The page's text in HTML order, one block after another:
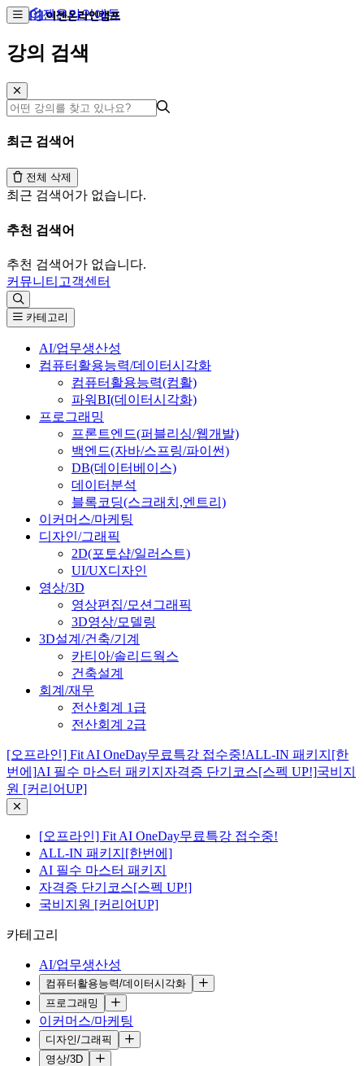
이젠온라인에듀
강의 검색
최근 검색어
전체 삭제
최근 검색어가 없습니다.
추천 검색어
추천 검색어가 없습니다.
커뮤니티 고객센터
카테고리
AI/업무생산성
컴퓨터활용능력/데이터시각화
컴퓨터활용능력(컴활)
파워BI(데이터시각화)
프로그래밍
프론트엔드(퍼블리싱/웹개발)
백엔드(자바/스프링/파이썬)
DB(데이터베이스)
데이터분석
블록코딩(스크래치,엔트리)
이커머스/마케팅
디자인/그래픽
2D(포토샵/일러스트)
UI/UX디자인
영상/3D
영상편집/모션그래픽
3D영상/모델링
3D설계/건축/기계
카티아/솔리드웍스
건축설계
회계/재무
전산회계 1급
전산회계 2급
[오프라인] Fit AI OneDay무료특강 접수중!ALL-IN 패키지[한
번에]AI 필수 마스터 패키지 자격증 단기코스[스펙 UP!]국비지
원 [커리어UP]
[오프라인] Fit AI OneDay무료특강 접수중!
ALL-IN 패키지[한번에]
AI 필수 마스터 패키지
자격증 단기코스[스펙 UP!]
국비지원 [커리어UP]
카테고리
AI/업무생산성
컴퓨터활용능력/데이터시각화
프로그래밍
이커머스/마케팅
디자인/그래픽
영상/3D